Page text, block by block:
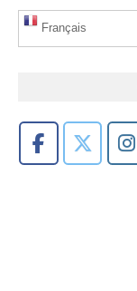
Français